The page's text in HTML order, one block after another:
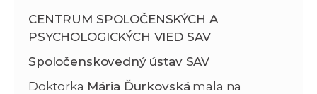
CENTRUM SPOLOČENSKÝCH A
PSYCHOLOGICKÝCH VIED SAV
Spoločenskovedný ústav SAV
Doktorka Mária Ďurkovská mala na